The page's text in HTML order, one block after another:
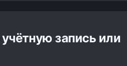
запись или